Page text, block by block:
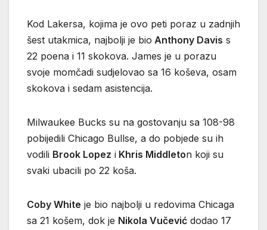
Kod Lakersa, kojima je ovo peti poraz u zadnjih
šest utakmica, najbolji je bio Anthony Davis s
22 poena i 11 skokova. James je u porazu
svoje momčadi sudjelovao sa 16 koševa, osam
skokova i sedam asistencija.
Milwaukee Bucks su na gostovanju sa 108-98
pobijedili Chicago Bullse, a do pobjede su ih
vodili Brook Lopez i Khris Middleton koji su
svaki ubacili po 22 koša.
Coby White je bio najbolji u redovima Chicaga
sa 21 košem, dok je Nikola Vučević dodao 17